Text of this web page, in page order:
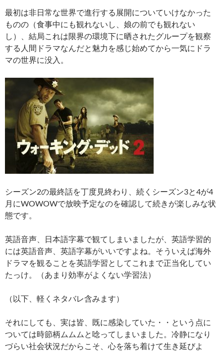
最初は非日常な世界で進行する展開についていけなかった
ものの（食事中にも観れないし、娘の前でも観れない
し）、結局これは限界の環境下に晒されたグループを観察
する人間ドラマなんだと魅力を感じ始めてから一気にドラ
マの世界に没入。
シーズン2の最終話を丁度見終わり、続くシーズン3と4が4
月にWOWOWで放映予定なのを確認して続きが楽しみな状
態です。
英語音声、日本語字幕で観てしまいましたが、英語学習的
には英語音声、英語字幕がいいですよね。そういえば海外
ドラマを観ることを英語学習としてこれまで正当化してい
たっけ。（あまり効率がよくない学習法）
（以下、軽くネタバレ含みます）
それにしても、実は皆、既に感染していた・・という点に
ついては時節柄ムムムと唸ってしまいました。冷静になり
づらい社会状況だからこそ、心を落ち着けて生き延びよ